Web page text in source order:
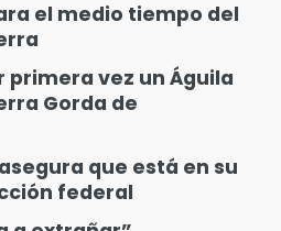
el medio tiempo del
primera vez un Águila
Gorda de
que está en su
federal